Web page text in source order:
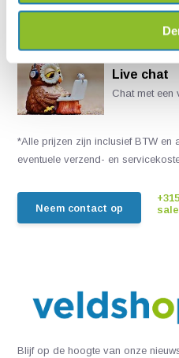
Live chat
Chat met een
*Alle prijzen zijn inclusief BTW en
eventuele verzend- en
Neem contact op
Blijf op de hoogte van onze